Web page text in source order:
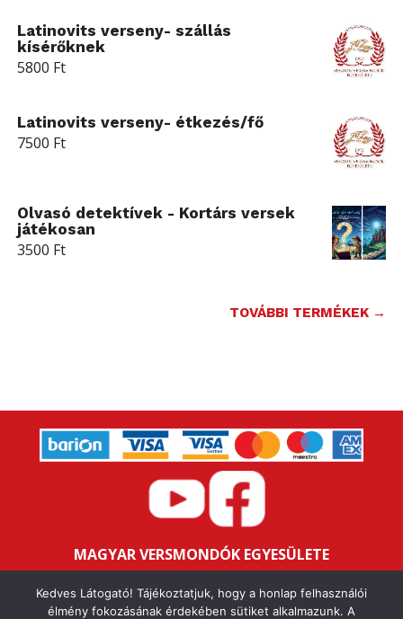
Latinovits verseny- szállás
kísérőknek
5800 Ft
Latinovits verseny- étkezés/fő
7500 Ft
Olvasó detektívek - Kortárs versek
játékosan
3500 Ft
TOVÁBBI TERMÉKEK →
MAGYAR VERSMONDÓK EGYESÜLETE
Bankszámlaszám: 16200106-11646259
Adószám: 18047352-1-43
Kedves Látogató! Tájékoztatjuk, hogy a honlap felhasználói
élmény fokozásának érdekében sütiket alkalmazunk. A